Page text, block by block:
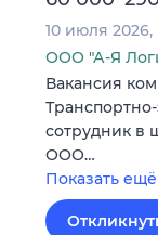
10 июля 2026
ООО "А-Я
Вакансия
сотрудник в
ООО…
Показать ещё